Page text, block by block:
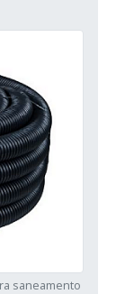
saneamento